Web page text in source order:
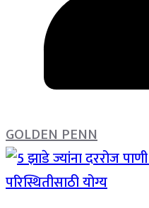
GOLDEN PENN